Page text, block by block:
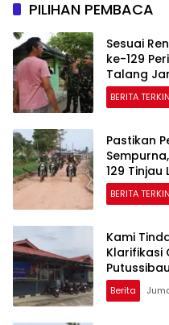
PILIHAN PEMBACA
Sesuai
ke-129
Talang
BERITA
Pastikan
129
BERITA
Kami
Klarifikasi
Kasus
Berita